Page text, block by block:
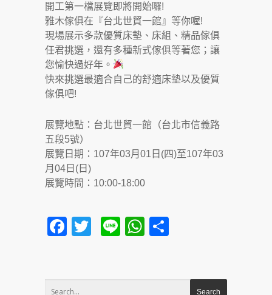
開工第一檔展覽即將開始囉!
雅木傢俱在『台北世貿一館』等你喔!
現場展示多款優質床墊、床組、精品傢俱
任君挑選，還有多種新式傢俱等著您；讓
您愉快過好年。
快來挑選最適合自己的舒適床墊以及優質
傢俱吧!
展覽地點：台北世貿一館（台北市信義路
五段5號）
展覽日期：107年03月01日(四)至107年03
月04日(日)
展覽時間：10:00-18:00
Facebook
Twitter
LineWhatsApp